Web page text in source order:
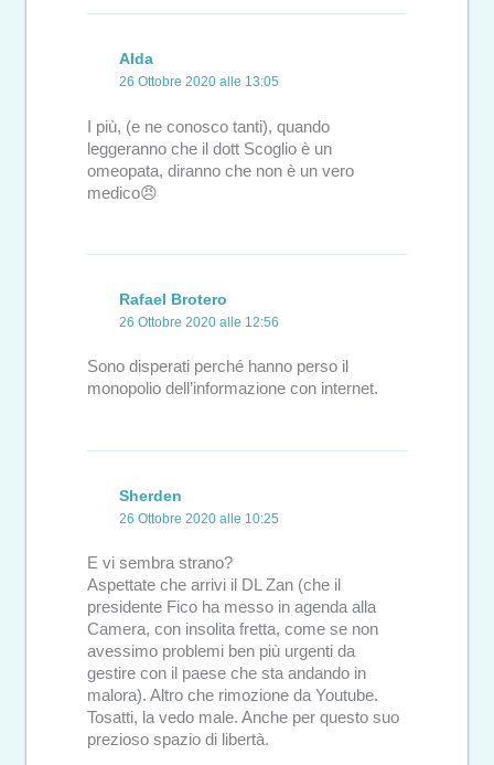
Alda
26 Ottobre 2020 alle 13:05
I più, (e ne conosco tanti), quando
leggeranno che il dott Scoglio è un
omeopata, diranno che non è un vero
medico😠
Rafael Brotero
26 Ottobre 2020 alle 12:56
Sono disperati perché hanno perso il
monopolio dell’informazione con internet.
Sherden
26 Ottobre 2020 alle 10:25
E vi sembra strano?
Aspettate che arrivi il DL Zan (che il
presidente Fico ha messo in agenda alla
Camera, con insolita fretta, come se non
avessimo problemi ben più urgenti da
gestire con il paese che sta andando in
malora). Altro che rimozione da Youtube.
Tosatti, la vedo male. Anche per questo suo
prezioso spazio di libertà.